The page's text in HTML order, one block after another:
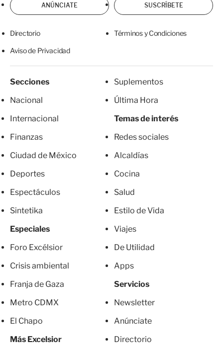
ANÚNCIATE SUSCRÍBETE
Directorio Términos y Condiciones
Aviso de Privacidad
Secciones
Nacional
Internacional
Finanzas
Ciudad de México
Deportes
Espectáculos
Sintetika
Especiales
Foro Excélsior
Crisis ambiental
Franja de Gaza
Metro CDMX
El Chapo
Más Excelsior
Suplementos
Última Hora
Temas de interés
Redes sociales
Alcaldías
Cocina
Salud
Estilo de Vida
Viajes
De Utilidad
Apps
Servicios
Newsletter
Anúnciate
Directorio